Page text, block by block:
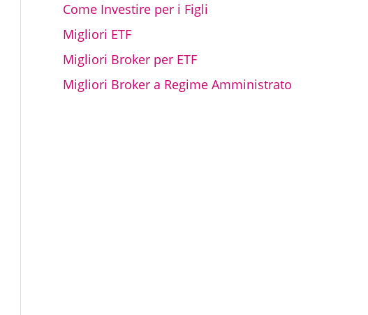
Come Investire per i Figli
Migliori ETF
Migliori Broker per ETF
Migliori Broker a Regime Amministrato